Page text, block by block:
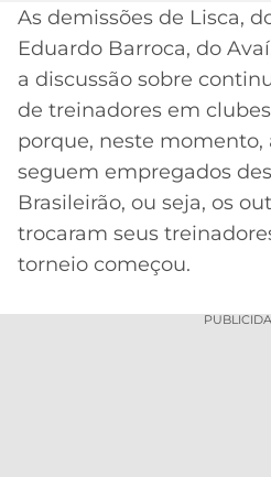
BETBOOM
CÓDIGO
DE
INDICAÇÃO
BET365
CÓDIGO
BETANO
APPS
PALMEIRAS
CORINTHIANS
SÃO
PAULO
SANTOS
FLAMENGO
SÉRIE
A
LIBERTADORES
COPA
DO
BRASIL
PREMIER
ESPORTIVA
MERCADO
DA
BOLA
PALPITES
As demissões de Lisca,
Eduardo Barroca, do
a discussão sobre
de treinadores em
porque, neste momento,
seguem empregados
Brasileirão, ou seja, os
trocaram seus
torneio começou.